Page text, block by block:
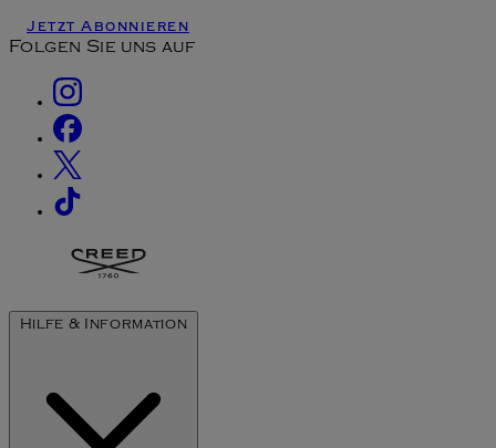
Jetzt Abonnieren
Folgen Sie uns auf
Hilfe & Information